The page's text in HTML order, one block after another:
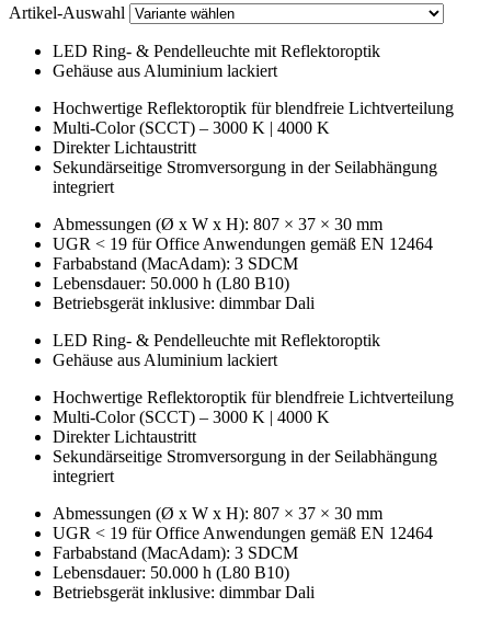
Artikel-Auswahl
LED Ring- & Pendelleuchte mit Reflektoroptik
Gehäuse aus Aluminium lackiert
Hochwertige Reflektoroptik für blendfreie Lichtverteilung
Multi-Color (SCCT) – 3000 K | 4000 K
Direkter Lichtaustritt
Sekundärseitige Stromversorgung in der Seilabhängung
integriert
Abmessungen (Ø x W x H): 807 × 37 × 30 mm
UGR < 19 für Office Anwendungen gemäß EN 12464
Farbabstand (MacAdam): 3 SDCM
Lebensdauer: 50.000 h (L80 B10)
Betriebsgerät inklusive: dimmbar Dali
LED Ring- & Pendelleuchte mit Reflektoroptik
Gehäuse aus Aluminium lackiert
Hochwertige Reflektoroptik für blendfreie Lichtverteilung
Multi-Color (SCCT) – 3000 K | 4000 K
Direkter Lichtaustritt
Sekundärseitige Stromversorgung in der Seilabhängung
integriert
Abmessungen (Ø x W x H): 807 × 37 × 30 mm
UGR < 19 für Office Anwendungen gemäß EN 12464
Farbabstand (MacAdam): 3 SDCM
Lebensdauer: 50.000 h (L80 B10)
Betriebsgerät inklusive: dimmbar Dali